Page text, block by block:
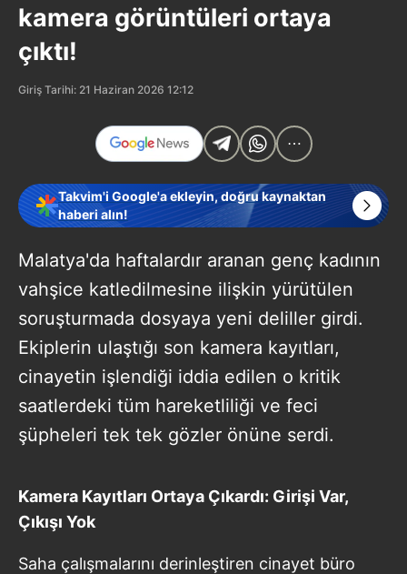
kamera görüntüleri ortaya
çıktı!
Giriş Tarihi: 21 Haziran 2026 12:12
Takvim'i Google'a ekleyin, doğru kaynaktan
haberi alın!
Malatya'da haftalardır aranan genç kadının
vahşice katledilmesine ilişkin yürütülen
soruşturmada dosyaya yeni deliller girdi.
Ekiplerin ulaştığı son kamera kayıtları,
cinayetin işlendiği iddia edilen o kritik
saatlerdeki tüm hareketliliği ve feci
şüpheleri tek tek gözler önüne serdi.
Kamera Kayıtları Ortaya Çıkardı: Girişi Var,
Çıkışı Yok
Saha çalışmalarını derinleştiren cinayet büro